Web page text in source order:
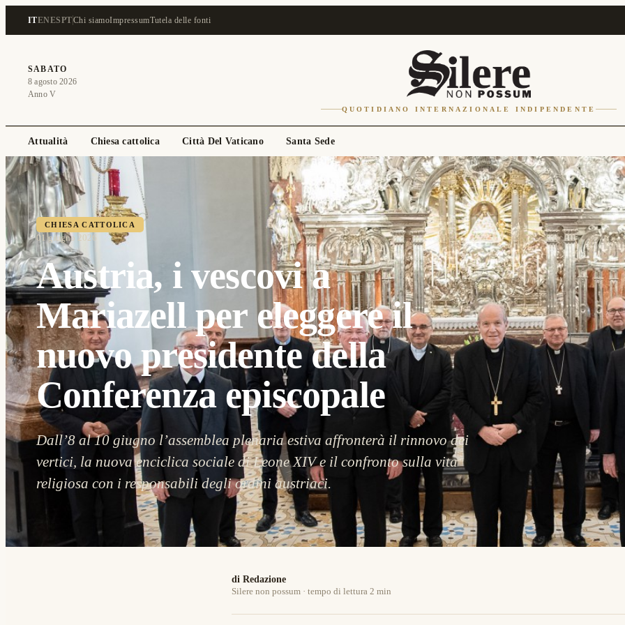
ITENESPTChi siamoImpressumTutela delle fonti
SABATO
8 agosto 2026
Anno V
QUOTIDIANO INTERNAZIONALE INDIPENDENTE
Attualità Chiesa cattolica Città Del Vaticano Santa Sede
CHIESA CATTOLICA
01 giugno 2026
Austria, i vescovi a
Mariazell per eleggere il
nuovo presidente della
Conferenza episcopale
Dall’8 al 10 giugno l’assemblea plenaria estiva affronterà il rinnovo dei
vertici, la nuova enciclica sociale di Leone XIV e il confronto sulla vita
religiosa con i responsabili degli ordini austriaci.
di Redazione
Silere non possum · tempo di lettura 2 min